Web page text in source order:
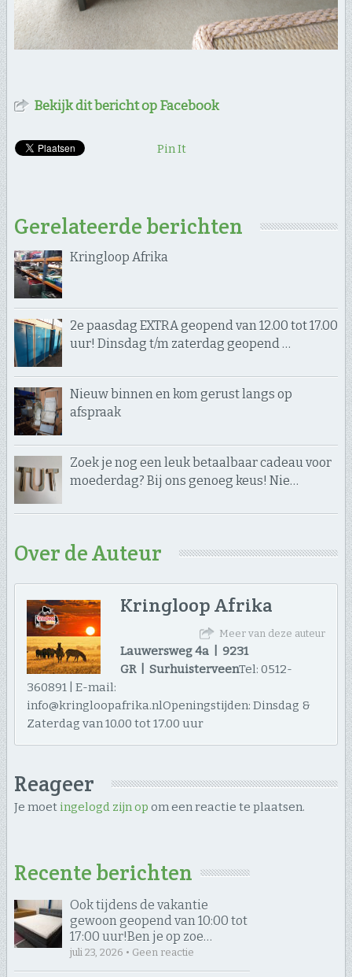
Bekijk dit bericht op Facebook
Pin It
Gerelateerde berichten
Kringloop Afrika
2e paasdag EXTRA geopend van 12.00 tot 17.00
uur! Dinsdag t/m zaterdag geopend …
Nieuw binnen en kom gerust langs op
afspraak
Zoek je nog een leuk betaalbaar cadeau voor
moederdag? Bij ons genoeg keus! Nie…
Over de Auteur
Kringloop Afrika
Meer van deze auteur
Lauwersweg 4a | 9231
GR | SurhuisterveenTel: 0512-
360891 | E-mail:
info@kringloopafrika.nlOpeningstijden: Dinsdag &
Zaterdag van 10.00 tot 17.00 uur
Reageer
Je moet ingelogd zijn op om een reactie te plaatsen.
Recente berichten
Ook tijdens de vakantie
gewoon geopend van 10:00 tot
17:00 uur! ​Ben je op zoe…
juli 23, 2026 • Geen reactie